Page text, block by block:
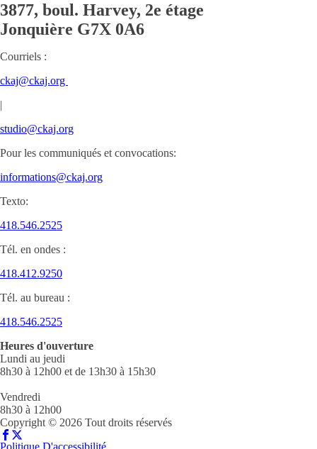
3877, boul. Harvey, 2e étage
Jonquière G7X 0A6
Courriels :
ckaj@ckaj.org
|
studio@ckaj.org
Pour les communiqués et convocations:
informations@ckaj.org
Texto:
418.546.2525
Tél. en ondes :
418.412.9250
Tél. au bureau :
418.546.2525
Heures d'ouverture
Lundi au jeudi
8h30 à 12h00 et de 13h30 à 15h30
Vendredi
8h30 à 12h00
Copyright © 2026 Tout droits réservés
Politique D'accessibilité